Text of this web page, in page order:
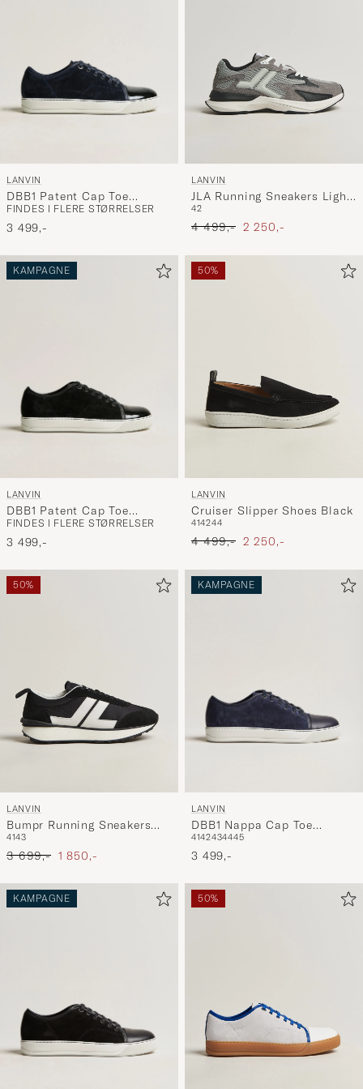
er
mere
til
LANVIN
DBB1 Patent Cap Toe
Sneaker Navy
FINDES I FLERE STØRRELSER
3 499,-
LANVIN
JLA Running Sneakers Light
Grey
42
Ordinary pris
4 499,- Nedsat pris
2 250,-
KAMPAGNE
LANVIN
DBB1 Patent Cap Toe
Sneaker Black
FINDES I FLERE STØRRELSER
3 499,-
50%
LANVIN
Cruiser Slipper Shoes Black
414244
Ordinary pris
4 499,- Nedsat pris
2 250,-
50%
LANVIN
Bumpr Running Sneakers
Black/White
4143
Ordinary pris
3 699,- Nedsat pris
1 850,-
KAMPAGNE
LANVIN
DBB1 Nappa Cap Toe
Sneaker Navy
4142434445
3 499,-
KAMPAGNE 50%